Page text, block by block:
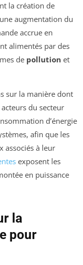
la création de
augmentation du
accrue en
alimentés par des
de pollution et
sur la manière dont
du secteur
d’énergie
afin que les
associés à leur
exposent les
en puissance
la
pour